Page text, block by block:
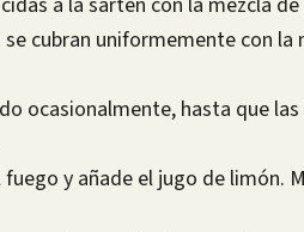
cubran uniformemente con la
ocasionalmente, hasta que las
y añade el jugo de limón.